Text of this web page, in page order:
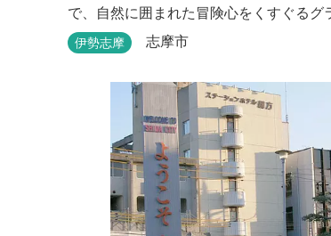
で、自然に囲まれた冒険心をくすぐるグ
はいかがですか？7棟あるドーム型テント
が、楽しいひとときを演出します。温暖
で、特別なリゾートのひとときを。
伊勢志摩 志摩市